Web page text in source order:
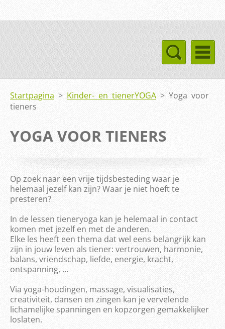
Startpagina > Kinder- en tienerYOGA > Yoga voor
tieners
YOGA VOOR TIENERS
Op zoek naar een vrije tijdsbesteding waar je
helemaal jezelf kan zijn? Waar je niet hoeft te
presteren?
In de lessen tieneryoga kan je helemaal in contact
komen met jezelf en met de anderen.
Elke les heeft een thema dat wel eens belangrijk kan
zijn in jouw leven als tiener: vertrouwen, harmonie,
balans, vriendschap, liefde, energie, kracht,
ontspanning, …
Via yoga-houdingen, massage, visualisaties,
creativiteit, dansen en zingen kan je vervelende
lichamelijke spanningen en kopzorgen gemakkelijker
loslaten.